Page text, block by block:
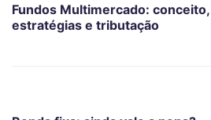
Fundos Multimercado: conceito,
estratégias e tributação